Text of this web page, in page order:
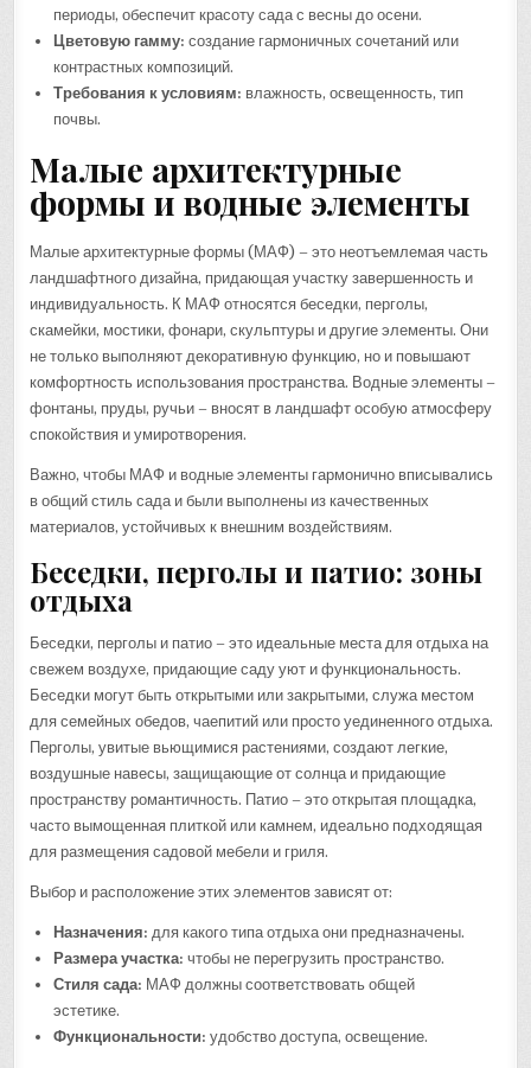
периоды, обеспечит красоту сада с весны до осени.
Цветовую гамму: создание гармоничных сочетаний или
контрастных композиций.
Требования к условиям: влажность, освещенность, тип
почвы.
Малые архитектурные
формы и водные элементы
Малые архитектурные формы (МАФ) – это неотъемлемая часть
ландшафтного дизайна, придающая участку завершенность и
индивидуальность. К МАФ относятся беседки, перголы,
скамейки, мостики, фонари, скульптуры и другие элементы. Они
не только выполняют декоративную функцию, но и повышают
комфортность использования пространства. Водные элементы –
фонтаны, пруды, ручьи – вносят в ландшафт особую атмосферу
спокойствия и умиротворения.
Важно, чтобы МАФ и водные элементы гармонично вписывались
в общий стиль сада и были выполнены из качественных
материалов, устойчивых к внешним воздействиям.
Беседки, перголы и патио: зоны
отдыха
Беседки, перголы и патио – это идеальные места для отдыха на
свежем воздухе, придающие саду уют и функциональность.
Беседки могут быть открытыми или закрытыми, служа местом
для семейных обедов, чаепитий или просто уединенного отдыха.
Перголы, увитые вьющимися растениями, создают легкие,
воздушные навесы, защищающие от солнца и придающие
пространству романтичность. Патио – это открытая площадка,
часто вымощенная плиткой или камнем, идеально подходящая
для размещения садовой мебели и гриля.
Выбор и расположение этих элементов зависят от:
Назначения: для какого типа отдыха они предназначены.
Размера участка: чтобы не перегрузить пространство.
Стиля сада: МАФ должны соответствовать общей
эстетике.
Функциональности: удобство доступа, освещение.